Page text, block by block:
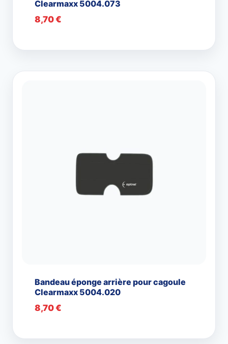
Clearmaxx 5004.073
8,70€
Bandeau éponge arrière pour cagoule
Clearmaxx 5004.020
8,70€